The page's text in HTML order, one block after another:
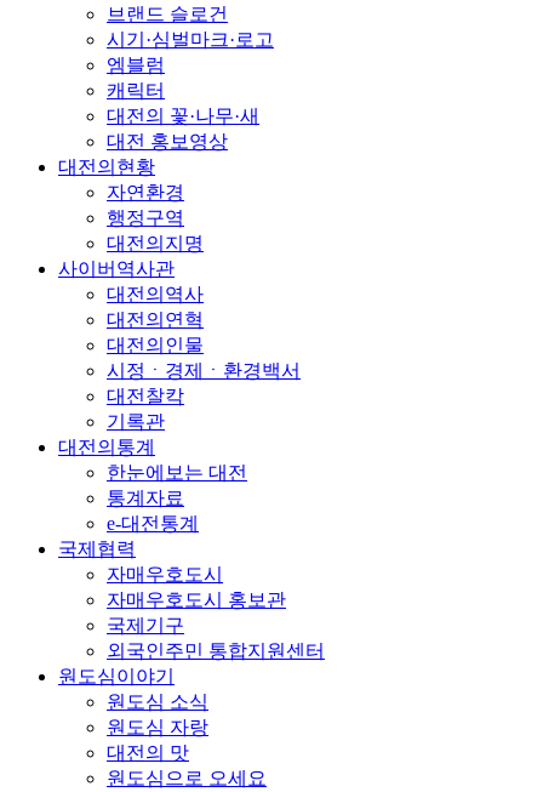
브랜드 슬로건
시기·심벌마크·로고
엠블럼
캐릭터
대전의 꽃·나무·새
대전 홍보영상
대전의현황
자연환경
행정구역
대전의지명
사이버역사관
대전의역사
대전의연혁
대전의인물
시정ㆍ경제ㆍ환경백서
대전찰칵
기록관
대전의통계
한눈에보는 대전
통계자료
e-대전통계
국제협력
자매우호도시
자매우호도시 홍보관
국제기구
외국인주민 통합지원센터
원도심이야기
원도심 소식
원도심 자랑
대전의 맛
원도심으로 오세요